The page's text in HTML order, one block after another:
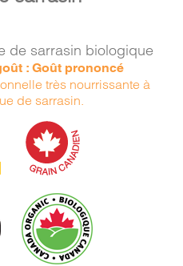
de sarrasin biologique
: Goût prononcé
très nourrissante à
de sarrasin.